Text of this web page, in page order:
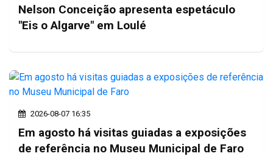
Nelson Conceição apresenta espetáculo
"Eis o Algarve" em Loulé
2026-08-07 16:35
Em agosto há visitas guiadas a exposições
de referência no Museu Municipal de Faro